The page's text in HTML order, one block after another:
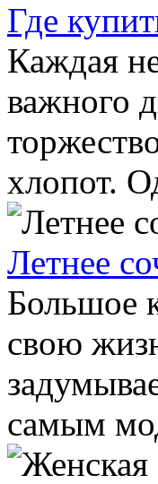
Где
Каждая
важного
хлопот.
Летнее
Большое
свою
самым